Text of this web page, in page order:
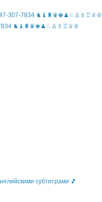
347-307-7834 ♞♝♜♛♚♟♘♙♗♖♕♔
7834 ♞♝♜♛♚♟♘♙♗♖♕♔
субтитрами 🎵